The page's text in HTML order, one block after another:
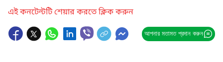
এই কনটেন্টটি শেয়ার করতে ক্লিক করুন
আপনার মতামত প্রদান করুন